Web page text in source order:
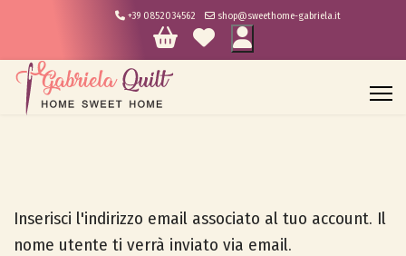
+39 0852034562 shop@sweethome-gabriela.it
Inserisci l'indirizzo email associato al tuo account. Il
nome utente ti verrà inviato via email.